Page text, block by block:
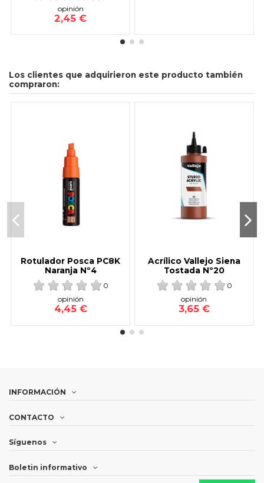
opinión
2,45 €
Los clientes que adquirieron este producto también
compraron:
Rotulador Posca PC8K
Naranja Nº4
0
opinión
4,45 €
Acrílico Vallejo Siena
Tostada Nº20
0
opinión
3,65 €
INFORMACIÓN
CONTACTO
Síguenos
Boletin informativo